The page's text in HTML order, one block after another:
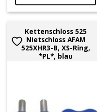
Kettenschloss 525
Nietschloss AFAM
525XHR3-B, XS-Ring,
*PL*, blau